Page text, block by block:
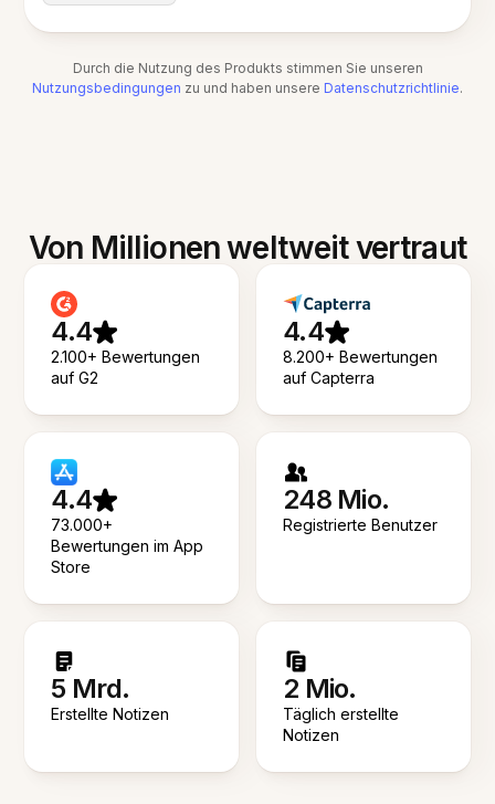
Durch die Nutzung des Produkts stimmen Sie unseren
Nutzungsbedingungen zu und haben unsere Datenschutzrichtlinie.
Von Millionen weltweit vertraut
4.4
2.100+ Bewertungen
auf G2
4.4
8.200+ Bewertungen
auf Capterra
4.4
73.000+
Bewertungen im App
Store
248 Mio.
Registrierte Benutzer
5 Mrd.
Erstellte Notizen
2 Mio.
Täglich erstellte
Notizen